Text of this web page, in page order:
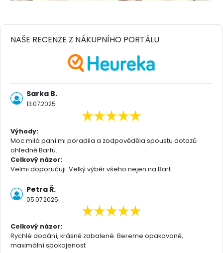
NAŠE RECENZE Z NÁKUPNÍHO PORTÁLU
Sarka B.
13.07.2025
Výhody:
Moc milá paní mi poradila a zodpověděla spoustu dotazů
ohledně Barfu.
Celkový názor:
Velmi doporučuji. Velký výběr všeho nejen na Barf.
Petra Ř.
05.07.2025
Celkový názor:
Rychlé dodání, krásně zabalené. Bereme opakovaně,
maximální spokojenost